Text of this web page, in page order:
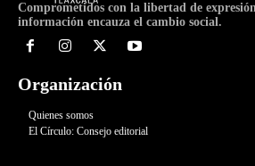
Comprometidos con la libertad de
información encauza el cambio social.
Organización
Quienes somos
El Círculo: Consejo editorial